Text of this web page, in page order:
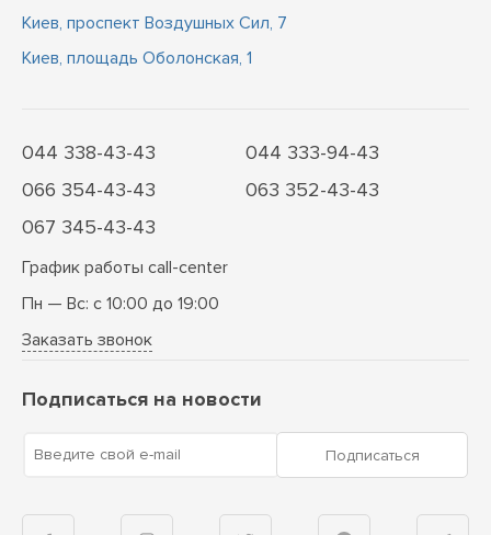
Киев, проспект Воздушных Сил, 7
Киев, площадь Оболонская, 1
044 338-43-43
044 333-94-43
066 354-43-43
063 352-43-43
067 345-43-43
График работы call-center
Пн — Вс: с 10:00 до 19:00
Заказать звонок
Подписаться на новости
Введите свой e-mail Подписаться